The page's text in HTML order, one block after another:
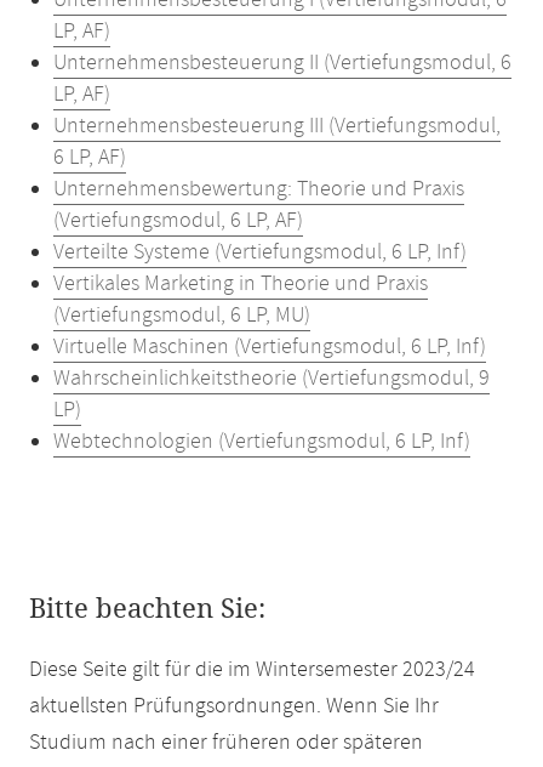
LP, AF)
Unternehmensbesteuerung II (Vertiefungsmodul, 6
LP, AF)
Unternehmensbesteuerung III (Vertiefungsmodul,
6 LP, AF)
Unternehmensbewertung: Theorie und Praxis
(Vertiefungsmodul, 6 LP, AF)
Verteilte Systeme (Vertiefungsmodul, 6 LP, Inf)
Vertikales Marketing in Theorie und Praxis
(Vertiefungsmodul, 6 LP, MU)
Virtuelle Maschinen (Vertiefungsmodul, 6 LP, Inf)
Wahrscheinlichkeitstheorie (Vertiefungsmodul, 9
LP)
Webtechnologien (Vertiefungsmodul, 6 LP, Inf)
Bitte beachten Sie:
Diese Seite gilt für die im Wintersemester 2023/24
aktuellsten Prüfungsordnungen. Wenn Sie Ihr
Studium nach einer früheren oder späteren